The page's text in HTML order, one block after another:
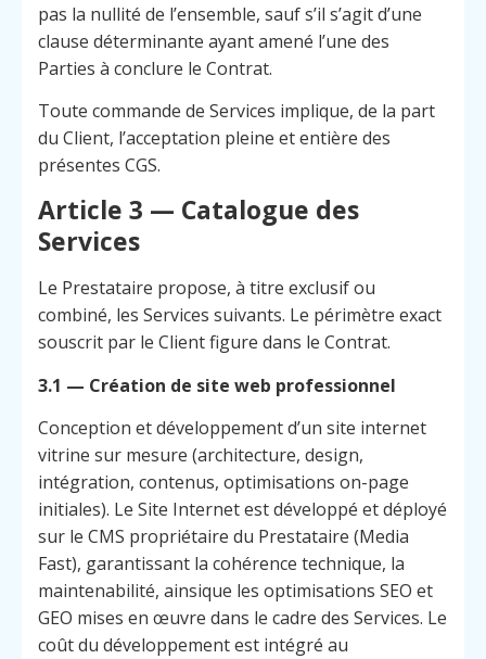
pas la nullité de l’ensemble, sauf s’il s’agit d’une
clause déterminante ayant amené l’une des
Parties à conclure le Contrat.
Toute commande de Services implique, de la part
du Client, l’acceptation pleine et entière des
présentes CGS.
Article 3 — Catalogue des
Services
Le Prestataire propose, à titre exclusif ou
combiné, les Services suivants. Le périmètre exact
souscrit par le Client figure dans le Contrat.
3.1 — Création de site web professionnel
Conception et développement d’un site internet
vitrine sur mesure (architecture, design,
intégration, contenus, optimisations on-page
initiales). Le Site Internet est développé et déployé
sur le CMS propriétaire du Prestataire (Media
Fast), garantissant la cohérence technique, la
maintenabilité, ainsique les optimisations SEO et
GEO mises en œuvre dans le cadre des Services. Le
coût du développement est intégré au